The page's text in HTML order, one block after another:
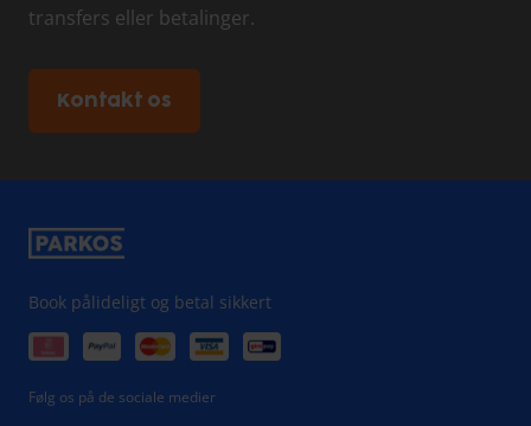
transfers eller betalinger.
Kontakt os
Book pålideligt og betal sikkert
Følg os på de sociale medier